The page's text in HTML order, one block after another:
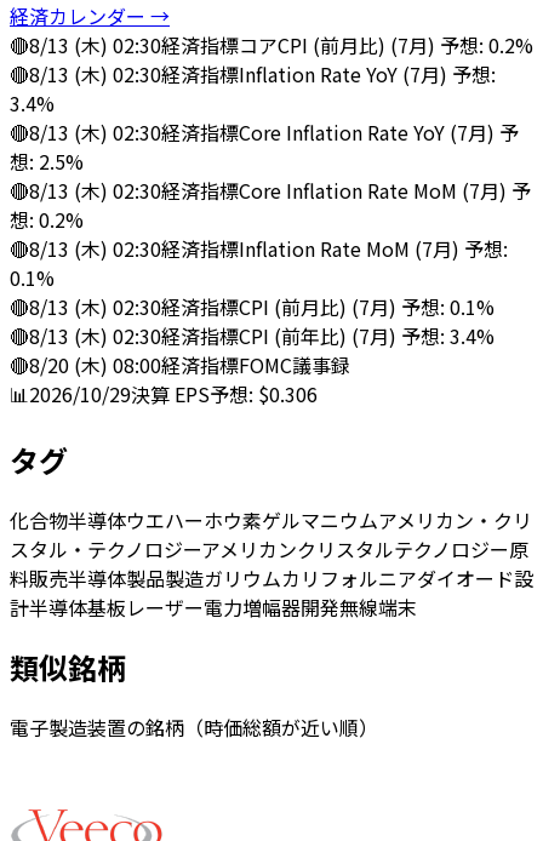
経済カレンダー →
🔴8/13 (木) 02:30経済指標コアCPI (前月比) (7月) 予想: 0.2%
🔴8/13 (木) 02:30経済指標Inflation Rate YoY (7月) 予想:
3.4%
🔴8/13 (木) 02:30経済指標Core Inflation Rate YoY (7月) 予
想: 2.5%
🔴8/13 (木) 02:30経済指標Core Inflation Rate MoM (7月) 予
想: 0.2%
🔴8/13 (木) 02:30経済指標Inflation Rate MoM (7月) 予想:
0.1%
🔴8/13 (木) 02:30経済指標CPI (前月比) (7月) 予想: 0.1%
🔴8/13 (木) 02:30経済指標CPI (前年比) (7月) 予想: 3.4%
🔴8/20 (木) 08:00経済指標FOMC議事録
📊2026/10/29決算 EPS予想: $0.306
タグ
化合物半導体ウエハーホウ素ゲルマニウムアメリカン・クリ
スタル・テクノロジーアメリカンクリスタルテクノロジー原
料販売半導体製品製造ガリウムカリフォルニアダイオード設
計半導体基板レーザー電力増幅器開発無線端末
類似銘柄
電子製造装置の銘柄（時価総額が近い順）